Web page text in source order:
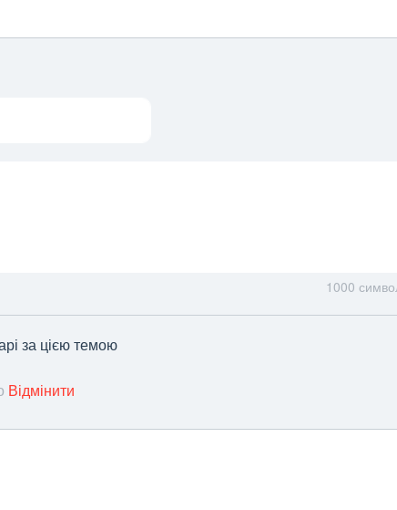
1000
за цією темою
Відмінити